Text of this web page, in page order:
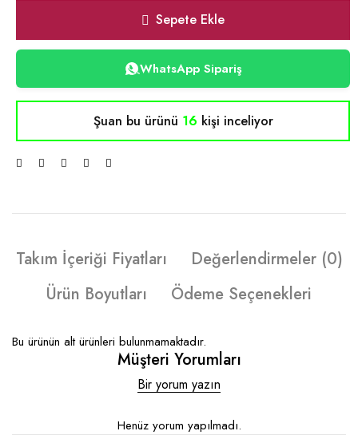
Sepete Ekle
WhatsApp Sipariş
Şuan bu ürünü 16 kişi inceliyor
Takım İçeriği Fiyatları
Değerlendirmeler (0)
Ürün Boyutları
Ödeme Seçenekleri
Bu ürünün alt ürünleri bulunmamaktadır.
Müşteri Yorumları
Bir yorum yazın
Henüz yorum yapılmadı.